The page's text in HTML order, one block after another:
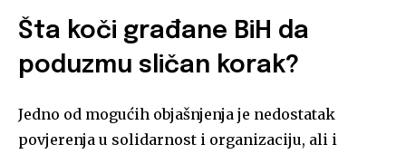
Šta koči građane BiH da
poduzmu sličan korak?
Jedno od mogućih objašnjenja je nedostatak
povjerenja u solidarnost i organizaciju, ali i